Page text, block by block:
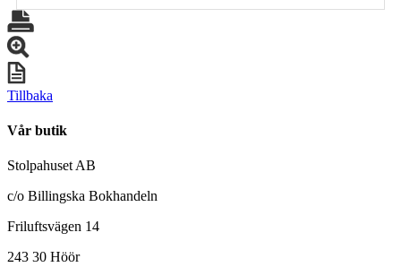
Tillbaka
Vår butik
Stolpahuset AB
c/o Billingska Bokhandeln
Friluftsvägen 14
243 30 Höör